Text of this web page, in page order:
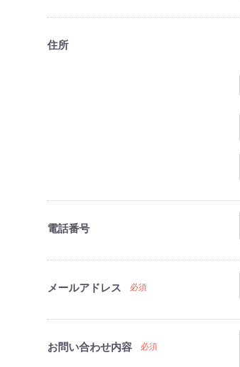
住所
電話番号
メールアドレス 必須
お問い合わせ内容 必須